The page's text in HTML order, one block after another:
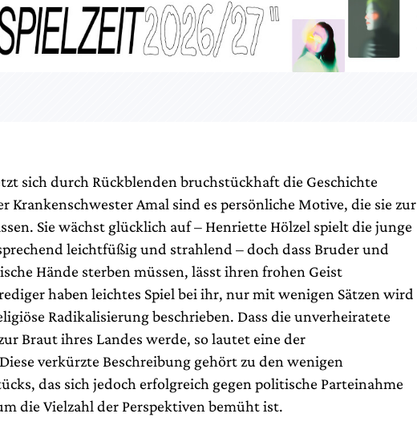
sich durch Rückblenden bruchstückhaft die Geschichte
Krankenschwester Amal sind es persönliche Motive, die sie zur
Sie wächst glücklich auf – Henriette Hölzel spielt die junge
leichtfüßig und strahlend – doch dass Bruder und
Hände sterben müssen, lässt ihren frohen Geist
haben leichtes Spiel bei ihr, nur mit wenigen Sätzen wird
Radikalisierung beschrieben. Dass die unverheiratete
Braut ihres Landes werde, so lautet eine der
verkürzte Beschreibung gehört zu den wenigen
das sich jedoch erfolgreich gegen politische Parteinahme
die Vielzahl der Perspektiven bemüht ist.